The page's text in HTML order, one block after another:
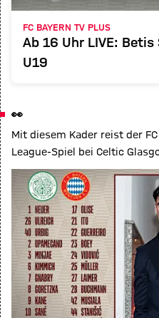
FC BAYERN TV PLUS
Ab 16 Uhr LIVE:
U19
👀
Mit diesem Kader reist der
League-Spiel bei Celtic